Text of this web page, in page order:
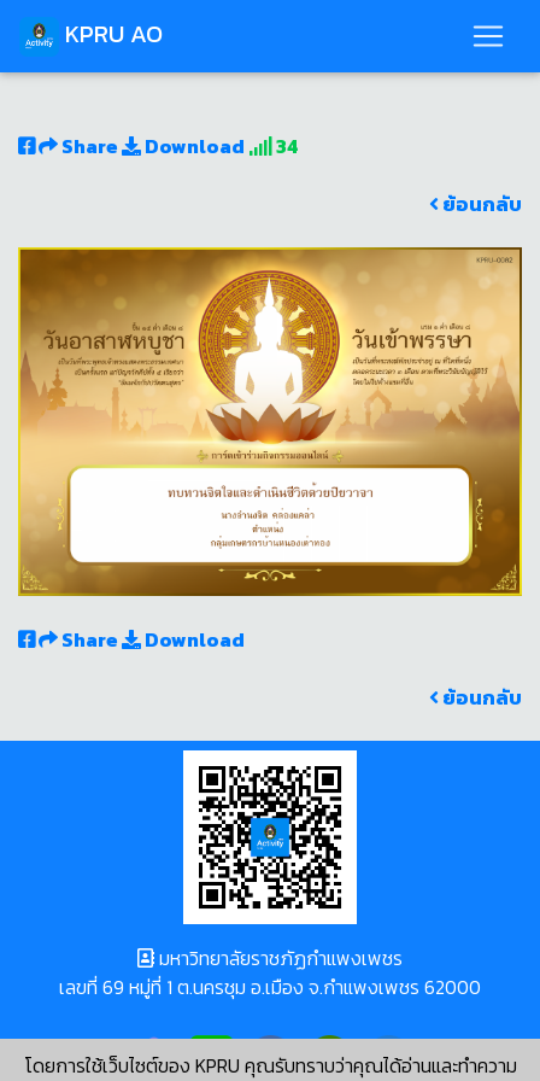
KPRU AO
Share Download
34
ย้อนกลับ
Share
Download
ย้อนกลับ
โดยการใช้เว็บไซต์ของ KPRU คุณรับทราบว่าคุณได้อ่านและทำความ
มหาวิทยาลัยราชภัฏกำแพงเพชร
เลขที่ 69 หมู่ที่ 1 ต.นครชุม อ.เมือง จ.กำแพงเพชร 62000